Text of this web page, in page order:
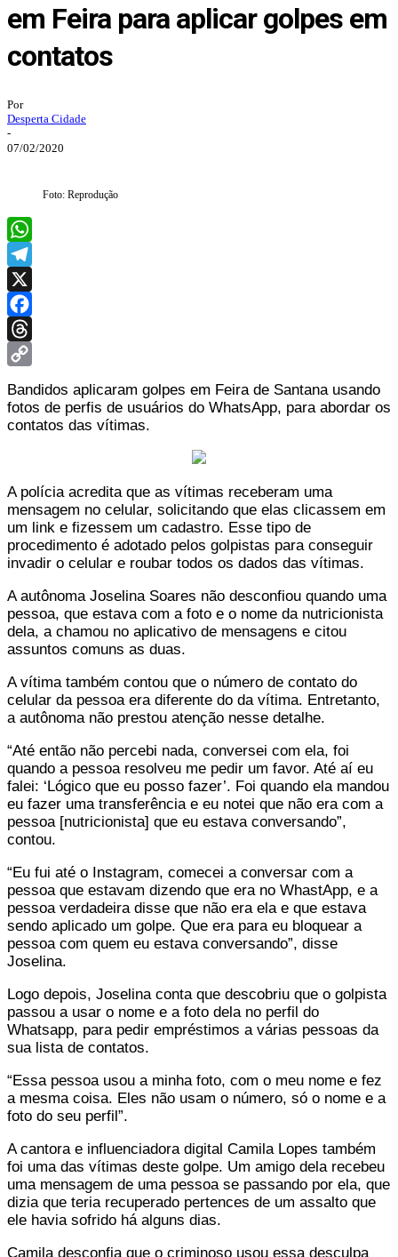
em Feira para aplicar golpes em
contatos
Por
Desperta Cidade
-
07/02/2020
Foto: Reprodução
WhatsApp
Telegram
X
Facebook
Threads
Link
Bandidos aplicaram golpes em Feira de Santana usando
fotos de perfis de usuários do WhatsApp, para abordar os
contatos das vítimas.
A polícia acredita que as vítimas receberam uma
mensagem no celular, solicitando que elas clicassem em
um link e fizessem um cadastro. Esse tipo de
procedimento é adotado pelos golpistas para conseguir
invadir o celular e roubar todos os dados das vítimas.
A autônoma Joselina Soares não desconfiou quando uma
pessoa, que estava com a foto e o nome da nutricionista
dela, a chamou no aplicativo de mensagens e citou
assuntos comuns as duas.
A vítima também contou que o número de contato do
celular da pessoa era diferente do da vítima. Entretanto,
a autônoma não prestou atenção nesse detalhe.
“Até então não percebi nada, conversei com ela, foi
quando a pessoa resolveu me pedir um favor. Até aí eu
falei: ‘Lógico que eu posso fazer’. Foi quando ela mandou
eu fazer uma transferência e eu notei que não era com a
pessoa [nutricionista] que eu estava conversando”,
contou.
“Eu fui até o Instagram, comecei a conversar com a
pessoa que estavam dizendo que era no WhastApp, e a
pessoa verdadeira disse que não era ela e que estava
sendo aplicado um golpe. Que era para eu bloquear a
pessoa com quem eu estava conversando”, disse
Joselina.
Logo depois, Joselina conta que descobriu que o golpista
passou a usar o nome e a foto dela no perfil do
Whatsapp, para pedir empréstimos a várias pessoas da
sua lista de contatos.
“Essa pessoa usou a minha foto, com o meu nome e fez
a mesma coisa. Eles não usam o número, só o nome e a
foto do seu perfil”.
A cantora e influenciadora digital Camila Lopes também
foi uma das vítimas deste golpe. Um amigo dela recebeu
uma mensagem de uma pessoa se passando por ela, que
dizia que teria recuperado pertences de um assalto que
ele havia sofrido há alguns dias.
Camila desconfia que o criminoso usou essa desculpa